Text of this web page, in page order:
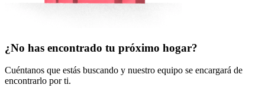
¿No has encontrado tu próximo hogar?
Cuéntanos que estás buscando y nuestro equipo se encargará de
encontrarlo por ti.